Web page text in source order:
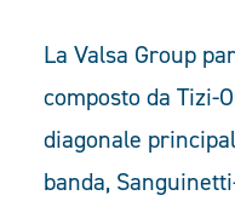
La Valsa Group
composto da Tizi-
diagonale
banda,